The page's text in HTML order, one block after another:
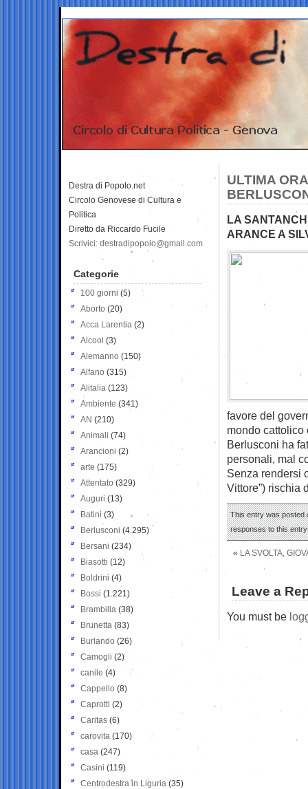
ULTIMA
LA
ARANCE A
favore del
mondo cattolico
Berlusconi ha
personali, mal
Senza rendersi
Vittore”) rischia
This entry was posted
responses to this
« LA SVOLTA,
Leave a
You must be
Destra di Popolo.net
Circolo Genovese di Cultura e
Politica
Diretto da Riccardo Fucile
Scrivici: destradipopolo@gmail.com
Categorie
100 giorni (5)
Aborto (20)
Acca Larentia (2)
Alcool (3)
Alemanno (150)
Alfano (315)
Alitalia (123)
Ambiente (341)
AN (210)
Animali (74)
Arancioni (2)
arte (175)
Attentato (329)
Auguri (13)
Batini (3)
Berlusconi (4.295)
Bersani (234)
Biasotti (12)
Boldrini (4)
Bossi (1.221)
Brambilla (38)
Brunetta (83)
Burlando (26)
Camogli (2)
canile (4)
Cappello (8)
Caprotti (2)
Caritas (6)
carovita (170)
casa (247)
Casini (119)
Centrodestra in Liguria (35)